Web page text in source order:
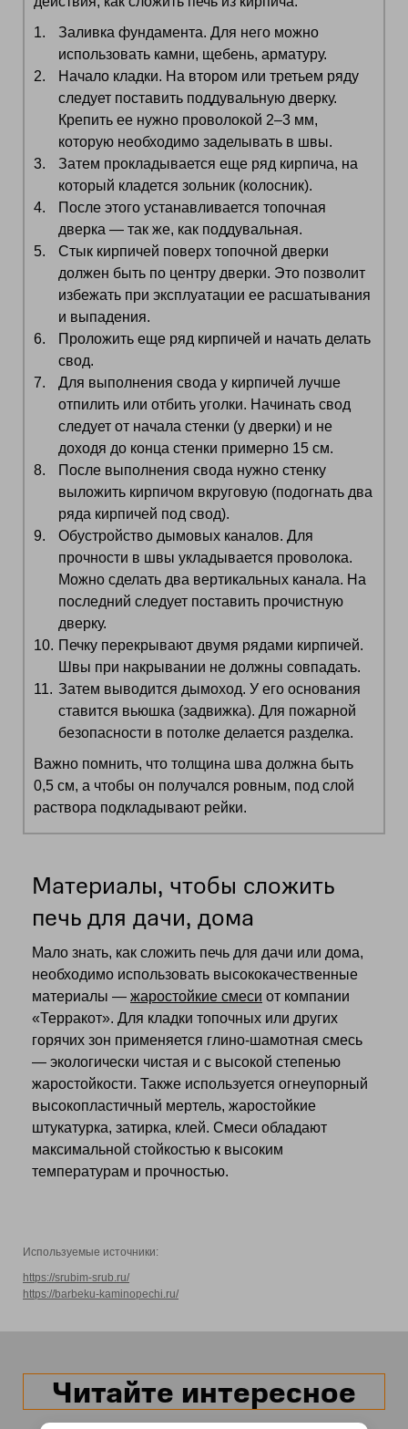
Заливка фундамента. Для него можно
использовать камни, щебень, арматуру.
Начало кладки. На втором или третьем ряду
следует поставить поддувальную дверку.
Крепить ее нужно проволокой 2–3 мм,
которую необходимо заделывать в швы.
Затем прокладывается еще ряд кирпича, на
который кладется зольник (колосник).
После этого устанавливается топочная
дверка — так же, как поддувальная.
Стык кирпичей поверх топочной дверки
должен быть по центру дверки. Это позволит
избежать при эксплуатации ее расшатывания
и выпадения.
Проложить еще ряд кирпичей и начать делать
свод.
Для выполнения свода у кирпичей лучше
отпилить или отбить уголки. Начинать свод
следует от начала стенки (у дверки) и не
доходя до конца стенки примерно 15 см.
После выполнения свода нужно стенку
выложить кирпичом вкруговую (подогнать два
ряда кирпичей под свод).
Обустройство дымовых каналов. Для
прочности в швы укладывается проволока.
Можно сделать два вертикальных канала. На
последний следует поставить прочистную
дверку.
Печку перекрывают двумя рядами кирпичей.
Швы при накрывании не должны совпадать.
Затем выводится дымоход. У его основания
ставится вьюшка (задвижка). Для пожарной
безопасности в потолке делается разделка.
Важно помнить, что толщина шва должна быть
0,5 см, а чтобы он получался ровным, под слой
раствора подкладывают рейки.
Материалы, чтобы сложить
печь для дачи, дома
Мало знать, как сложить печь для дачи или дома,
необходимо использовать высококачественные
материалы — жаростойкие смеси от компании
«Терракот». Для кладки топочных или других
горячих зон применяется глино-шамотная смесь
— экологически чистая и с высокой степенью
жаростойкости. Также используется огнеупорный
высокопластичный мертель, жаростойкие
штукатурка, затирка, клей. Смеси обладают
максимальной стойкостью к высоким
температурам и прочностью.
Используемые источники:
https://srubim-srub.ru/
https://barbeku-kaminopechi.ru/
Читайте интересное